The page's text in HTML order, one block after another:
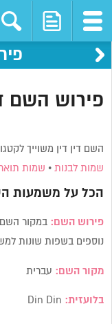
פירוש השם
השם דין דין משוייך
שמות לבנות • שמות
הכל על משמעות
פירוש השם: במקור השם
נוספים בשפות שונות
מקור השם: עברית
בלועזית: